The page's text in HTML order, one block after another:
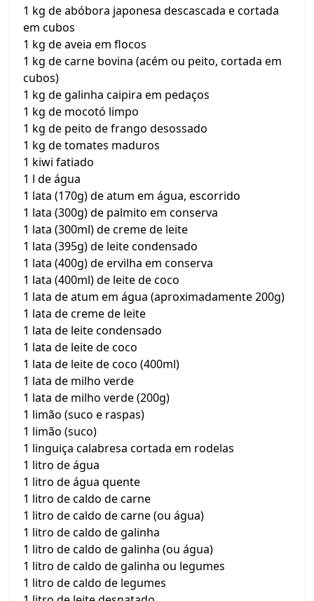
1 kg de abóbora japonesa descascada e cortada
em cubos
1 kg de aveia em flocos
1 kg de carne bovina (acém ou peito, cortada em
cubos)
1 kg de galinha caipira em pedaços
1 kg de mocotó limpo
1 kg de peito de frango desossado
1 kg de tomates maduros
1 kiwi fatiado
1 l de água
1 lata (170g) de atum em água, escorrido
1 lata (300g) de palmito em conserva
1 lata (300ml) de creme de leite
1 lata (395g) de leite condensado
1 lata (400g) de ervilha em conserva
1 lata (400ml) de leite de coco
1 lata de atum em água (aproximadamente 200g)
1 lata de creme de leite
1 lata de leite condensado
1 lata de leite de coco
1 lata de leite de coco (400ml)
1 lata de milho verde
1 lata de milho verde (200g)
1 limão (suco e raspas)
1 limão (suco)
1 linguiça calabresa cortada em rodelas
1 litro de água
1 litro de água quente
1 litro de caldo de carne
1 litro de caldo de carne (ou água)
1 litro de caldo de galinha
1 litro de caldo de galinha (ou água)
1 litro de caldo de galinha ou legumes
1 litro de caldo de legumes